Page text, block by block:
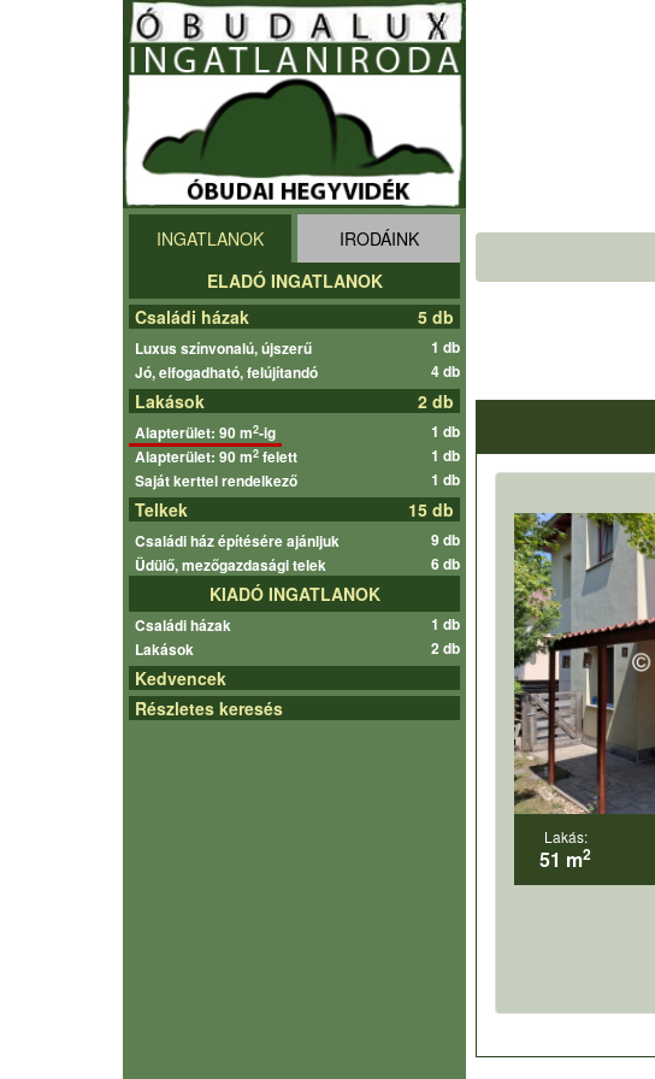
INGATLANOK
IRODÁINK
ELADÓ INGATLANOK
Családi házak
5 db
Luxus színvonalú, újszerű
1 db
Jó, elfogadható, felújítandó
4 db
Lakások 2 db
Alapterület: 90 m2-ig
1 db
Alapterület: 90 m2 felett
1 db
Saját kerttel rendelkező
1 db
Telkek 15 db
Családi ház építésére ajánljuk
9 db
Üdülő, mezőgazdasági telek
6 db
KIADÓ INGATLANOK
Családi házak
1 db
Lakások
2 db
Kedvencek
Részletes keresés
Lakás:
51 m2